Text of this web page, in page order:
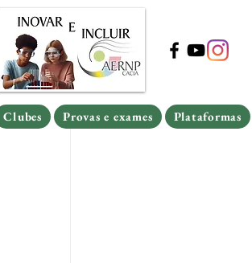
Clubes Provas e exames
Clubes Provas e exames
Clubes Provas e exames Plataformas